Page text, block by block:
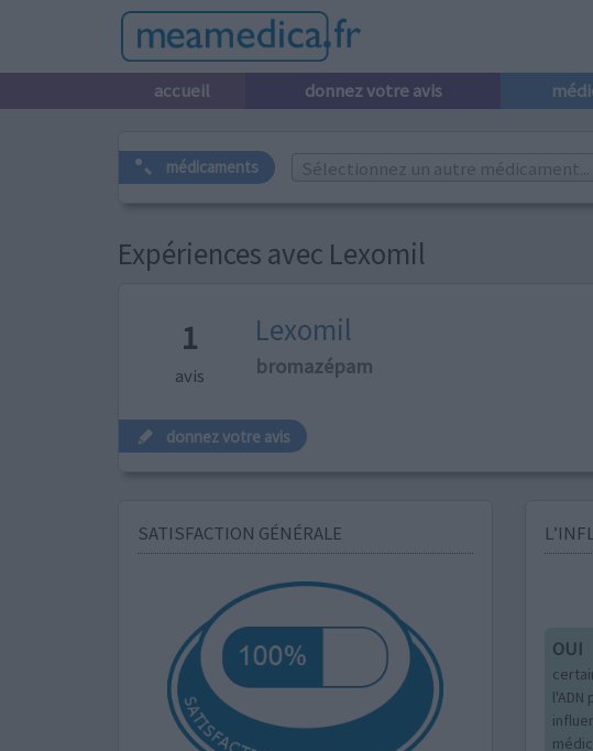
accueil donnez votre avis
médicaments Sélectionnez un autre médicament...
Expériences avec Lexomil
1
avis
Lexomil
bromazépam
donnez votre avis
SATISFACTION GÉNÉRALE
OUI
l'ADN